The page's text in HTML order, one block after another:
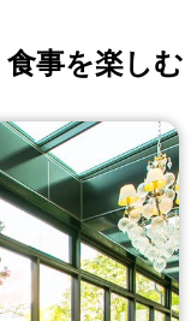
事を楽しむ